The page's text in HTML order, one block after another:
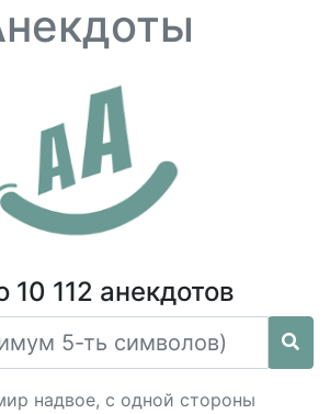
10 112 анекдотов
надвое, с одной стороны